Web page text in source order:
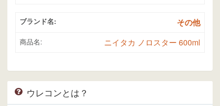
ブランド名: その他
商品名: ニイタカ ノロスター 600ml
ウレコンとは？